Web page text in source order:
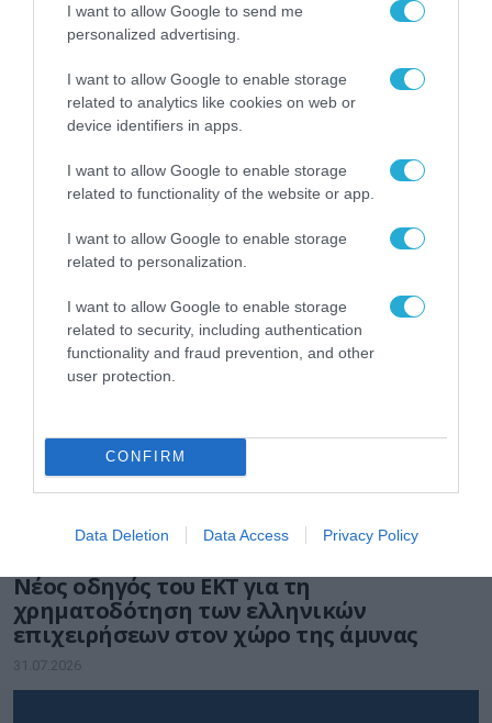
I want to allow Google to send me
personalized advertising.
I want to allow Google to enable storage
related to analytics like cookies on web or
device identifiers in apps.
I want to allow Google to enable storage
related to functionality of the website or app.
I want to allow Google to enable storage
related to personalization.
I want to allow Google to enable storage
related to security, including authentication
functionality and fraud prevention, and other
user protection.
CONFIRM
Data Deletion Data Access Privacy Policy
ΑΑΔΕ: Διευκρινίσεις για τα πρόστιμα σε
παραβάσεις που αφορούν τους ΦΗΜ
31.07.2026
Νέος οδηγός του ΕΚΤ για τη
χρηματοδότηση των ελληνικών
επιχειρήσεων στον χώρο της άμυνας
31.07.2026